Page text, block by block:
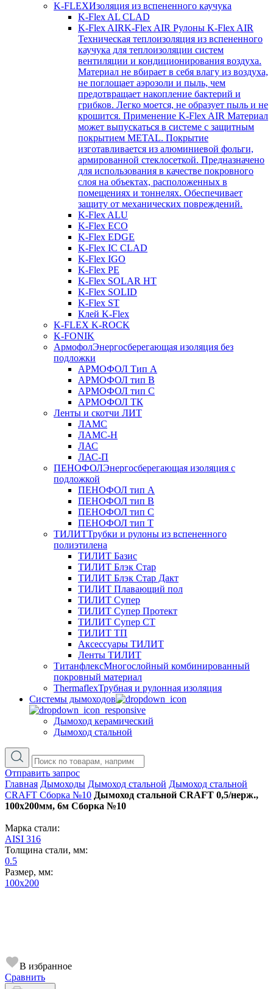
K-FLEXИзоляция из вспененного каучука
K-Flex AL CLAD
K-Flex AIRK-Flex AIR Рулоны K-Flex AIR
Техническая теплоизоляция из вспененного
каучука для теплоизоляции систем
вентиляции и кондиционирования воздуха.
Материал не вбирает в себя влагу из воздуха,
не поглощает аэрозоли и пыль, чем
предотвращает накопление бактерий и
грибков. Легко моется, не образует пыль и не
крошится. Применение K-Flex AIR Материал
может выпускаться в системе c защитным
покрытием METAL. Покрытие
изготавливается из алюминиевой фольги,
армированной стеклосеткой. Предназначено
для использования в качестве покровного
слоя на объектах, расположенных в
помещениях и тоннелях. Обеспечивает
защиту от механических повреждений.
K-Flex ALU
K-Flex ECO
K-Flex EDGE
K-Flex IC CLAD
K-Flex IGO
K-Flex PE
K-Flex SOLAR HT
K-Flex SOLID
K-Flex ST
Клей K-Flex
K-FLEX K-ROCK
K-FONIK
АрмофолЭнергосберегающая изоляция без
подложки
АРМОФОЛ Тип А
АРМОФОЛ тип В
АРМОФОЛ тип C
АРМОФОЛ ТК
Ленты и скотчи ЛИТ
ЛАМС
ЛАМС-Н
ЛАС
ЛАС-П
ПЕНОФОЛЭнергосберегающая изоляция с
подложкой
ПЕНОФОЛ тип А
ПЕНОФОЛ тип B
ПЕНОФОЛ тип C
ПЕНОФОЛ тип T
ТИЛИТТрубки и рулоны из вспененного
полиэтилена
ТИЛИТ Базис
ТИЛИТ Блэк Стар
ТИЛИТ Блэк Стар Дакт
ТИЛИТ Плавающий пол
ТИЛИТ Супер
ТИЛИТ Супер Протект
ТИЛИТ Супер СТ
ТИЛИТ ТП
Аксессуары ТИЛИТ
Ленты ТИЛИТ
ТитанфлексМногослойный комбинированный
покровный материал
ThermaflexТрубная и рулонная изоляция
Cистемы дымоходов
Дымоход керамический
Дымоход стальной
Отправить запрос
Главная Дымоходы Дымоход стальной Дымоход стальной
CRAFT Сборка №10 Дымоход стальной CRAFT 0,5/нерж.,
100х200мм, 6м Сборка №10
Марка стали:
AISI 316
Толщина стали, мм:
0.5
Размер, мм:
100х200
В избранное
Сравнить